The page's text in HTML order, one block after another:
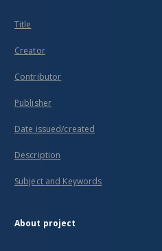
Title
Creator
Contributor
Publisher
Date issued/created
Description
Subject and Keywords
About project